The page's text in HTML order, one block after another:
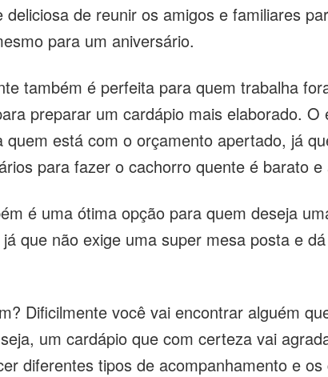
de reunir os amigos e familiares
para um aniversário.
também é perfeita para quem trabalha
preparar um cardápio mais elaborado. O
está com o orçamento apertado, já
para fazer o cachorro quente é barato e
é uma ótima opção para quem deseja
que não exige uma super mesa posta e
Dificilmente você vai encontrar alguém
um cardápio que com certeza vai
diferentes tipos de acompanhamento e os